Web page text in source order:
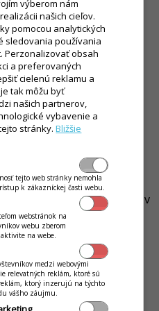
zobraziť všetky
POS Mobile alebo iKelp
nasledovné technické
360 x 800
zariadenia:
palcov: 360 x 800
a viac: 400 x 1024
Vám odporúčame:
aby sa pohodlne držalo v
širsie zariadenia)
si vyberte vhodné
na opasok
nižšie uvedené
výberom nám
našich cieľov.
pomocou analytických
sledovania používania
Perzonalizovať obsah
a preferovaných
cielenú reklamu a
tak môžu byť
našich partnerov,
vybavenie a
stránky.Bližšie
tejto web stránky nemohla
k zákazníckej časti webu.
webstránok na
webu zberom
na webe.
medzi webovými
relevatných reklám, ktoré sú
ktorý inzerujú na týchto
vášho záujmu.